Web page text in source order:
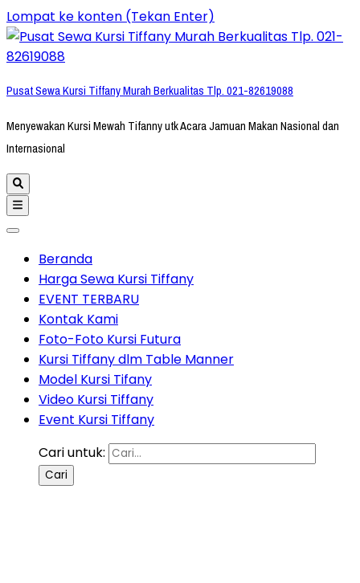
Lompat ke konten (Tekan Enter)
Pusat Sewa Kursi Tiffany Murah Berkualitas Tlp. 021-82619088
Menyewakan Kursi Mewah Tifanny utk Acara Jamuan Makan Nasional dan
Internasional
Beranda
Harga Sewa Kursi Tiffany
EVENT TERBARU
Kontak Kami
Foto-Foto Kursi Futura
Kursi Tiffany dlm Table Manner
Model Kursi Tifany
Video Kursi Tiffany
Event Kursi Tiffany
Cari untuk: